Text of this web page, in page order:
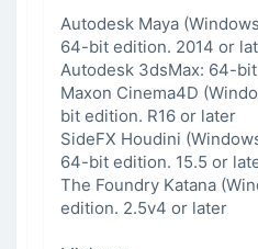
Autodesk Maya
64-bit edition. 2014 or
Autodesk 3dsMax: 64-
Maxon Cinema4D
bit edition. R16 or later
SideFX Houdini
64-bit edition. 15.5 or
The Foundry Katana
edition. 2.5v4 or later